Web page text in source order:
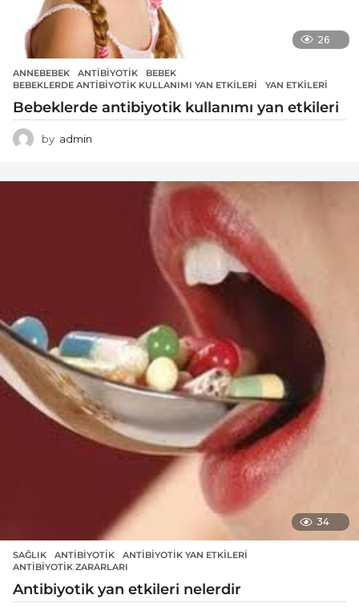
26
ANNEBEBEK ANTIBIYOTIK ,BEBEK
BEBEKLERDE ANTIBIYOTIK KULLANIMI YAN ETKILERI
,YAN ETKILERI
Bebeklerde antibiyotik kullanımı yan etkileri
by admin
34
SAĞLIK ANTIBIYOTIK ,ANTIBIYOTIK YAN ETKILERI
ANTIBIYOTIK ZARARLARI
Antibiyotik yan etkileri nelerdir